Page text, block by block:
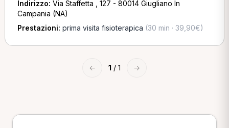
Indirizzo: Via Staffetta , 127 - 80014 Giugliano In
Campania (NA)
Prestazioni: prima visita fisioterapica (30 min · 39,90€)
← 1 / 1 →